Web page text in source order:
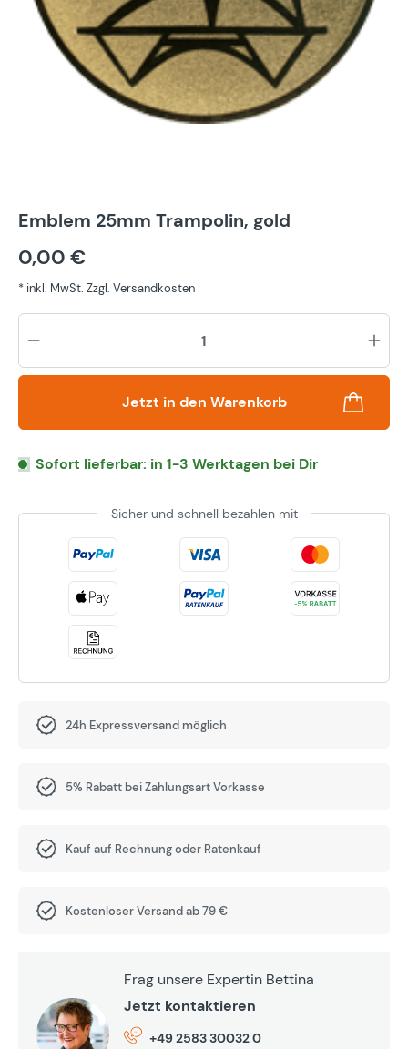
Emblem 25mm Trampolin, gold
0,00 €
* inkl. MwSt. Zzgl. Versandkosten
Jetzt in den Warenkorb
Sofort lieferbar: in 1-3 Werktagen bei Dir
Sicher und schnell bezahlen mit
24h Expressversand möglich
5% Rabatt bei Zahlungsart Vorkasse
Kauf auf Rechnung oder Ratenkauf
Kostenloser Versand ab 79 €
Frag unsere Expertin Bettina
Jetzt kontaktieren
+49 2583 30032 0